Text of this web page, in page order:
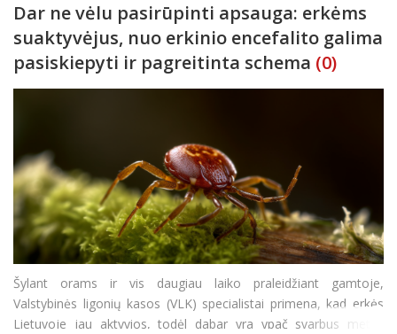
Dar ne vėlu pasirūpinti apsauga: erkėms
suaktyvėjus, nuo erkinio encefalito galima
pasiskiepyti ir pagreitinta schema (0)
Šylant orams ir vis daugiau laiko praleidžiant gamtoje,
Valstybinės ligonių kasos (VLK) specialistai primena, kad erkės
Lietuvoje jau aktyvios, todėl dabar yra ypač svarbus metas